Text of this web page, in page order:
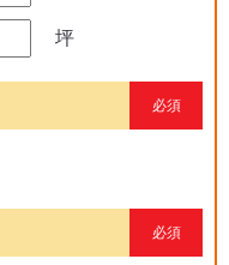
坪
必須
必須